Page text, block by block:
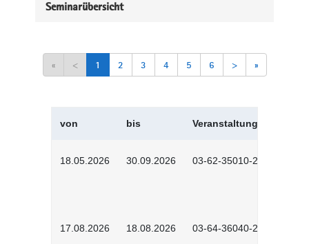
Seminarübersicht
« < 1 2 3 4 5 6 > »
von bis Veranstaltungskürzel
18.05.2026 30.09.2026 03-62-35010-2502
17.08.2026 18.08.2026 03-64-36040-2601